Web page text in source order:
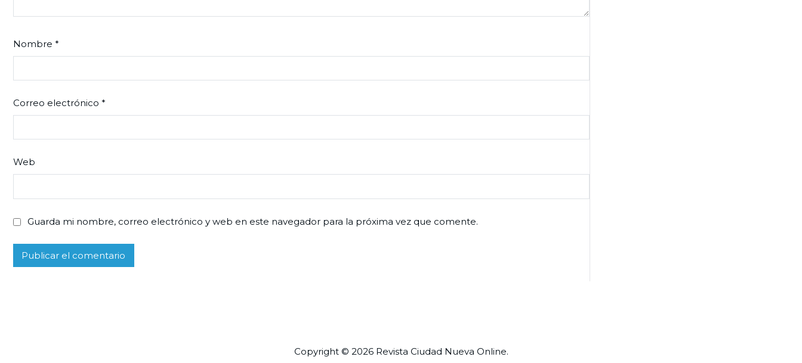
Nombre *
Correo electrónico *
Web
Guarda mi nombre, correo electrónico y web en este navegador para la próxima vez que comente.
Copyright © 2026 Revista Ciudad Nueva Online.